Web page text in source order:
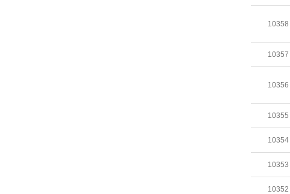
10358
10357
10356
10355
10354
10353
10352